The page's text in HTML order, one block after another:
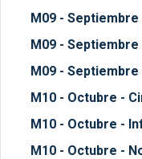
M09 -
M09 -
M09 - Septiembre
M10 - Octubre -
M10 - Octubre -
M10 - Octubre -